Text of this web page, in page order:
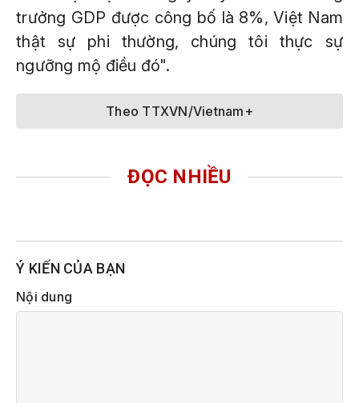
trưởng GDP được công bố là 8%, Việt Nam
thật sự phi thường, chúng tôi thực sự
ngưỡng mộ điều đó".
Theo TTXVN/Vietnam+
ĐỌC NHIỀU
Ý KIẾN CỦA BẠN
Nội dung